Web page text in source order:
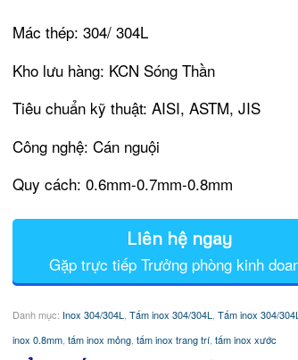
Mác thép: 304/ 304L
Kho lưu hàng: KCN Sóng Thần
Tiêu chuẩn kỹ thuật: AISI, ASTM, JIS
Công nghệ: Cán nguội
Quy cách: 0.6mm-0.7mm-0.8mm
Liên hệ ngay
Gặp trực tiếp Trưởng phòng kinh
Danh mục: Inox 304/304L ,Tấm inox 304/304L ,Tấm inox 304/
inox 0.8mm ,tấm inox mỏng ,tấm inox trang trí ,tấm inox xước